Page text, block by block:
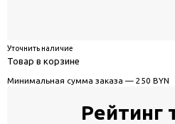
Уточнить наличие
Товар в корзине
Минимальная сумма заказа — 250 BYN
Рейтинг